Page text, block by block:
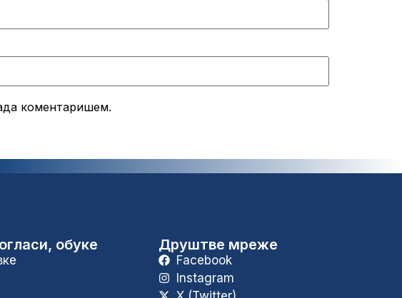
коментаришем.
обуке Друштве мреже
Facebook
Instagram